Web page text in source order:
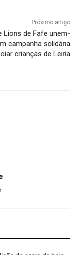
Próximo artigo
Lions de Fafe unem-
campanha solidária
crianças de Leiria